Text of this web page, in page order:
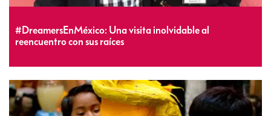
#DreamersEnMéxico: Una visita inolvidable al
reencuentro con sus raíces